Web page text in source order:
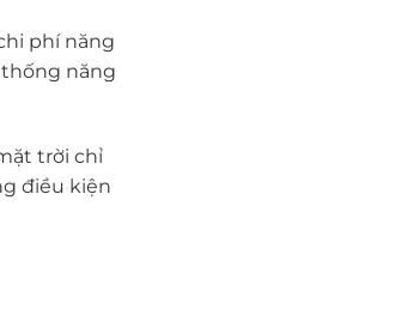
phí năng
thống năng
trời chỉ
điều kiện